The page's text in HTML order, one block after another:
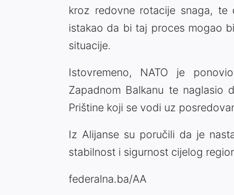
kroz redovne rotacije snaga, te
istakao da bi taj proces mogao
situacije.
Istovremeno, NATO je
Zapadnom Balkanu te naglasio
Prištine koji se vodi uz
Iz Alijanse su poručili da je
stabilnost i sigurnost cijelog
federalna.ba/AA